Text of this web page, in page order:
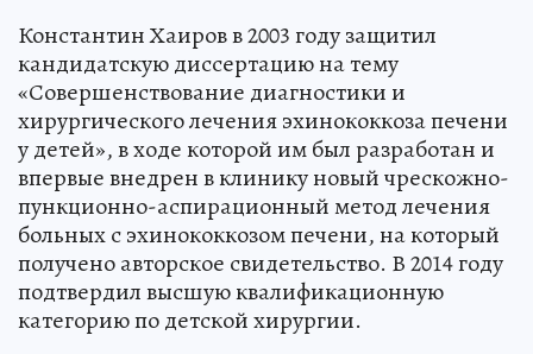
Константин Хаиров в 2003 году защитил
кандидатскую диссертацию на тему
«Совершенствование диагностики и
хирургического лечения эхинококкоза печени
у детей», в ходе которой им был разработан и
впервые внедрен в клинику новый чрескожно-
пункционно-аспирационный метод лечения
больных с эхинококкозом печени, на который
получено авторское свидетельство. В 2014 году
подтвердил высшую квалификационную
категорию по детской хирургии.